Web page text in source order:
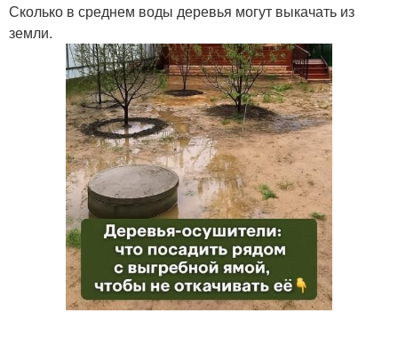
Сколько в среднем воды деревья могут выкачать из
земли.